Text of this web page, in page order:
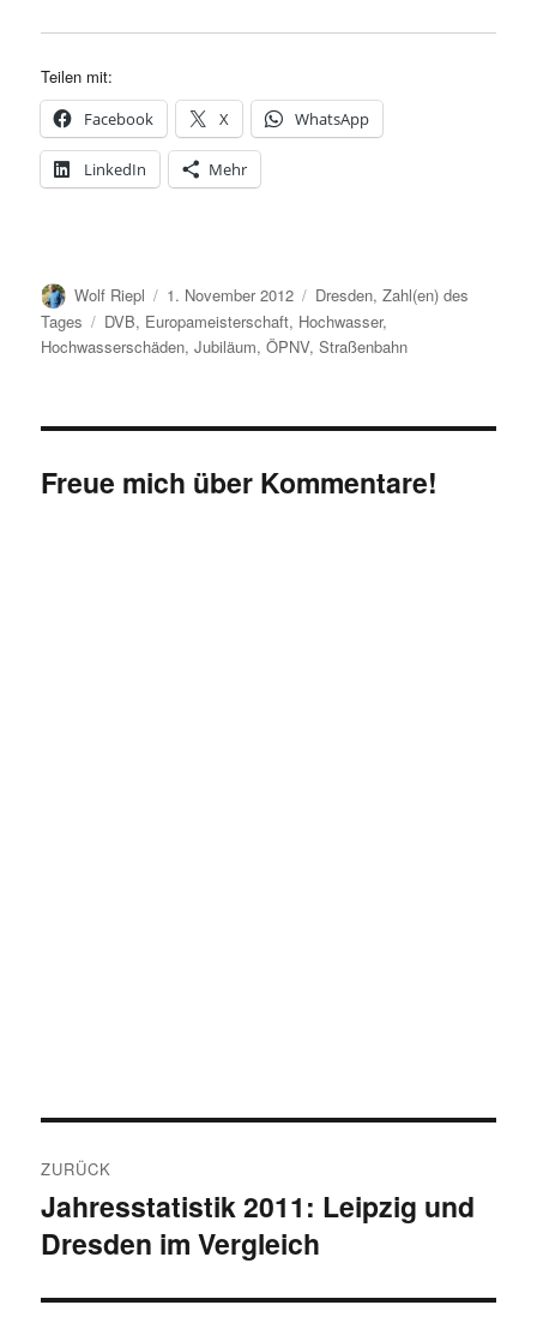
Teilen mit:
Facebook X WhatsApp
LinkedIn Mehr
Autor
Wolf Riepl
Veröffentlicht
am
1. November 2012 Kategorien
Dresden,Zahl(en) des
Tages
Schlagwörter
DVB, Europameisterschaft, Hochwasser,
Hochwasserschäden,Jubiläum,ÖPNV,Straßenbahn
Freue mich über Kommentare!
ZURÜCK
Vorheriger
Beitrag:
Jahresstatistik 2011: Leipzig und
Dresden im Vergleich